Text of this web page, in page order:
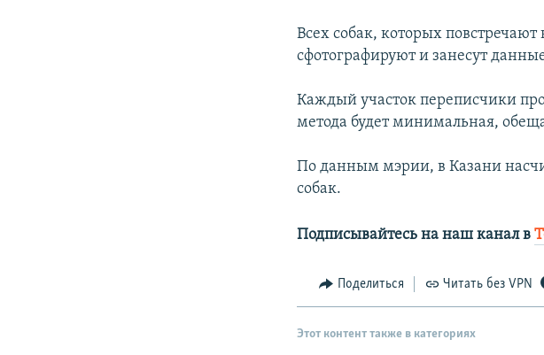
Всех собак, которых
сфотографируют и занесут
Каждый участок переписчики
метода будет минимальная,
По данным мэрии, в Казани
собак.
Подписывайтесь на наш канал в
Поделиться Читать без VPN
Этот контент также в категориях